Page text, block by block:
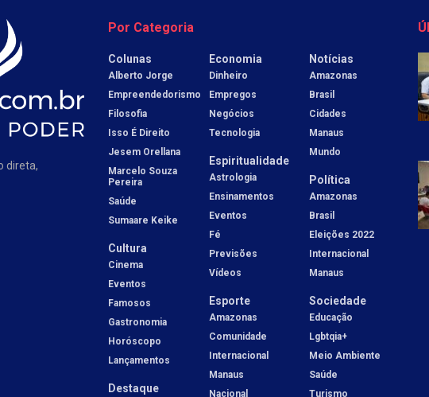
direta,
Por Categoria
Colunas
Alberto Jorge
Empreendedorismo
Filosofia
Isso É Direito
Jesem Orellana
Marcelo Souza
Pereira
Saúde
Sumaare Keike
Cultura
Cinema
Eventos
Famosos
Gastronomia
Horóscopo
Lançamentos
Destaque
Economia
Dinheiro
Empregos
Negócios
Tecnologia
Espiritualidade
Astrologia
Ensinamentos
Eventos
Fé
Previsões
Vídeos
Esporte
Amazonas
Comunidade
Internacional
Manaus
Nacional
Notícias
Amazonas
Brasil
Cidades
Manaus
Mundo
Política
Amazonas
Brasil
Eleições 2022
Internacional
Manaus
Sociedade
Educação
Lgbtqia+
Meio Ambiente
Saúde
Turismo